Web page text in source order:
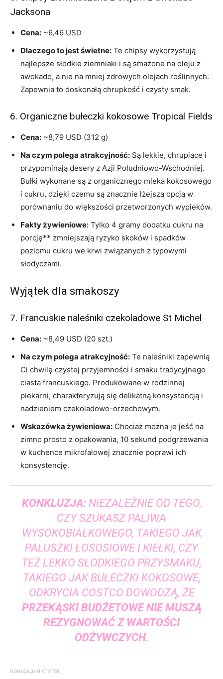
Jacksona
Cena: ~6,46 USD
Dlaczego to jest świetne: Te chipsy wykorzystują
najlepsze słodkie ziemniaki i są smażone na oleju z
awokado, a nie na mniej zdrowych olejach roślinnych.
Zapewnia to doskonałą chrupkość i czysty smak.
6. Organiczne bułeczki kokosowe Tropical Fields
Cena: ~8,79 USD (312 g)
Na czym polega atrakcyjność: Są lekkie, chrupiące i
przypominają desery z Azji Południowo-Wschodniej.
Bułki wykonane są z organicznego mleka kokosowego
i cukru, dzięki czemu są znacznie lżejszą opcją w
porównaniu do większości przetworzonych wypieków.
Fakty żywieniowe: Tylko 4 gramy dodatku cukru na
porcję** zmniejszają ryzyko skoków i spadków
poziomu cukru we krwi związanych z typowymi
słodyczami.
Wyjątek dla smakoszy
7. Francuskie naleśniki czekoladowe St Michel
Cena: ~8,49 USD (20 szt.)
Na czym polega atrakcyjność: Te naleśniki zapewnią
Ci chwilę czystej przyjemności i smaku tradycyjnego
ciasta francuskiego. Produkowane w rodzinnej
piekarni, charakteryzują się delikatną konsystencją i
nadzieniem czekoladowo-orzechowym.
Wskazówka żywieniowa: Chociaż można je jeść na
zimno prosto z opakowania, 10 sekund podgrzewania
w kuchence mikrofalowej znacznie poprawi ich
konsystencję.
KONKLUZJA:NIEZALEŻNIE OD TEGO,
CZY SZUKASZ PALIWA
WYSOKOBIAŁKOWEGO, TAKIEGO JAK
PALUSZKI ŁOSOSIOWE I KIEŁKI, CZY
TEŻ LEKKO SŁODKIEGO PRZYSMAKU,
TAKIEGO JAK BUŁECZKI KOKOSOWE,
ODKRYCIA COSTCO DOWODZĄ, ŻE
PRZEKĄSKI BUDŻETOWE NIE MUSZĄ
REZYGNOWAĆ Z WARTOŚCI
ODŻYWCZYCH.
попередня стаття